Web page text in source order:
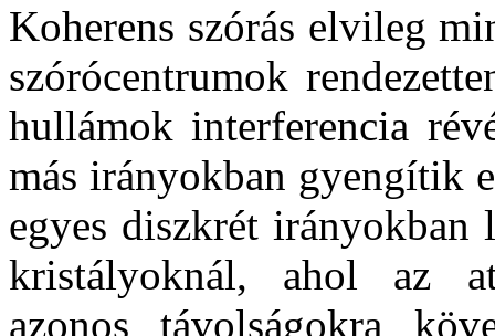
Koherens szórás elvileg
szórócentrumok
hullámok interferencia
más irányokban gyengítik
egyes diszkrét irányokban
kristályoknál, ahol az
azonos távolságokra